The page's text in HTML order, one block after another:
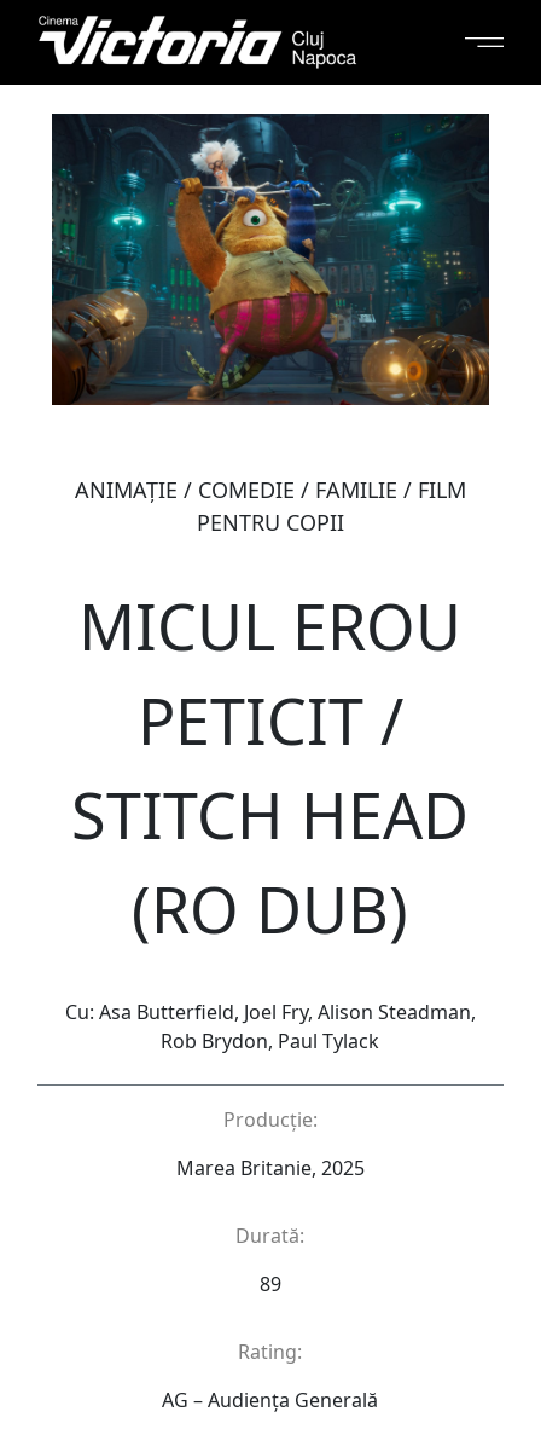
ANIMAŢIE / COMEDIE / FAMILIE / FILM
PENTRU COPII
MICUL EROU
PETICIT /
STITCH HEAD
(RO DUB)
Cu: Asa Butterfield, Joel Fry, Alison Steadman,
Rob Brydon, Paul Tylack
Producție:
Marea Britanie, 2025
Durată:
89
Rating:
AG – Audienţa Generală